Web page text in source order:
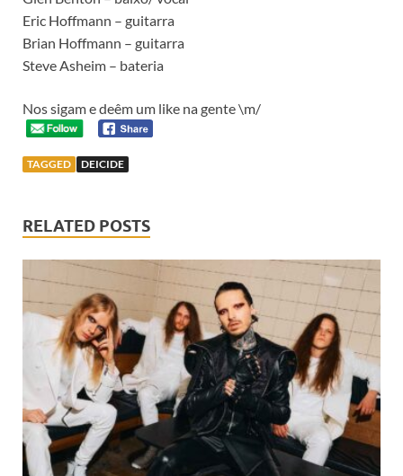
Eric Hoffmann – guitarra
Brian Hoffmann – guitarra
Steve Asheim – bateria
Nos sigam e deêm um like na gente \m/
TAGGED DEICIDE
RELATED POSTS